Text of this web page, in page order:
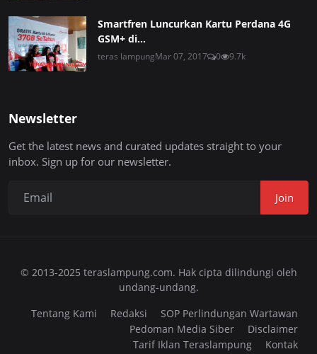
Smartfren Luncurkan Kartu Perdana 4G
GSM+ di...
teras lampungMar 07, 2017 0 9.7k
Newsletter
Get the latest news and curated updates straight to your
inbox. Sign up for our newsletter.
Join
© 2013-2025 teraslampung.com. Hak cipta dilindungi oleh
undang-undang.
Tentang Kami
Redaksi
SOP Perlindungan Wartawan
Pedoman Media Siber
Disclaimer
Tarif Iklan Teraslampung
Kontak